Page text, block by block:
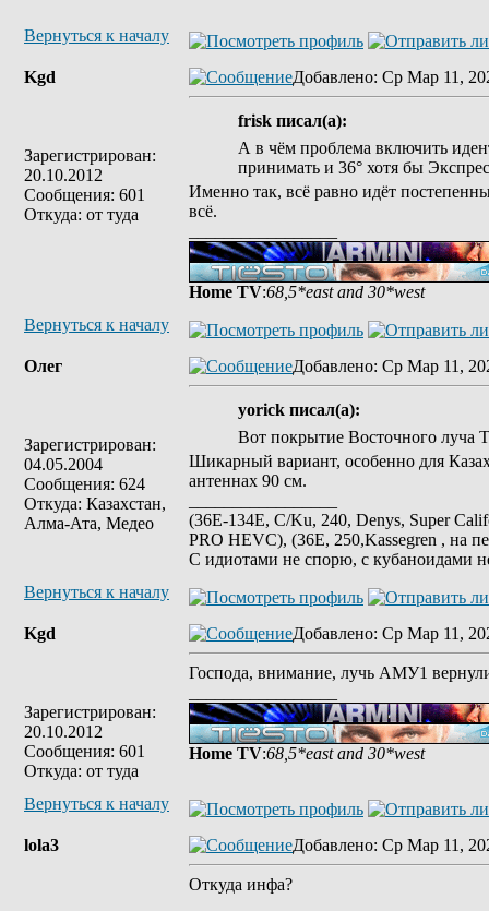
Вернуться к началу
Kgd
Зарегистрирован:
20.10.2012
Сообщения: 601
Откуда: от туда
Добавлено: Ср Мар 11,
frisk писал(а):
А в чём проблема включить
принимать и 36° хотя бы
Именно так, всё равно идёт
всё.
Home TV:68,5*east and 30*west
Вернуться к началу
Олег
Зарегистрирован:
04.05.2004
Сообщения: 624
Откуда: Казахстан,
Алма-Ата, Медео
Добавлено: Ср Мар 11,
yorick писал(а):
Вот покрытие Восточного луча
Шикарный вариант, особенно для
антеннах 90 см.
(36E-134E, C/Ku, 240, Denys, Super
PRO HEVC), (36E, 250,Kassegren , на
С идиотами не спорю, с кубаноидами
Вернуться к началу
Kgd
Зарегистрирован:
20.10.2012
Сообщения: 601
Откуда: от туда
Добавлено: Ср Мар 11,
Господа, внимание, лучь АМУ1
Home TV:68,5*east and 30*west
Вернуться к началу
lola3 Добавлено: Ср Мар 11,
Откуда инфа?